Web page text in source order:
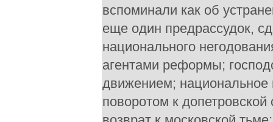
вспоминали как об
еще один предрассудок,
национального
агентами реформы;
движением; национальное
поворотом к